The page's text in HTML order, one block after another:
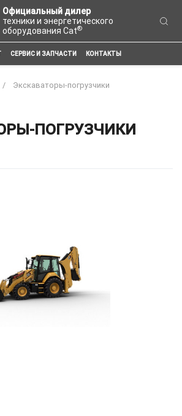
Официальный дилер
техники и энергетического
оборудования Cat®
СЕРВИС И ЗАПЧАСТИ КОНТАКТЫ
Экскаваторы-погрузчики
ПОГРУЗЧИКИ